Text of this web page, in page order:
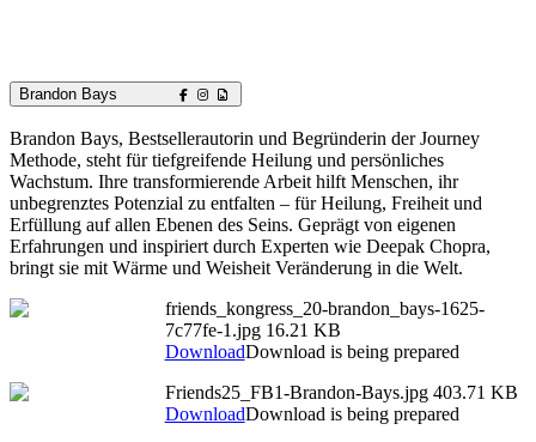
Brandon Bays
Brandon Bays, Bestsellerautorin und Begründerin der Journey
Methode, steht für tiefgreifende Heilung und persönliches
Wachstum. Ihre transformierende Arbeit hilft Menschen, ihr
unbegrenztes Potenzial zu entfalten – für Heilung, Freiheit und
Erfüllung auf allen Ebenen des Seins. Geprägt von eigenen
Erfahrungen und inspiriert durch Experten wie Deepak Chopra,
bringt sie mit Wärme und Weisheit Veränderung in die Welt.
friends_kongress_20-brandon_bays-1625-
7c77fe-1.jpg 16.21 KB
DownloadDownload is being prepared
Friends25_FB1-Brandon-Bays.jpg 403.71 KB
DownloadDownload is being prepared